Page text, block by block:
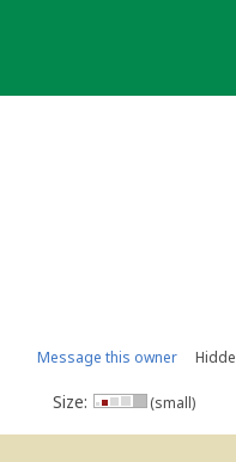
Message this owner
Size: (small)